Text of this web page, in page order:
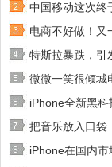
中国移动这次终
电商不好做！又
特斯拉暴跌，引
微微一笑很倾城
iPhone全新黑科
把音乐放入口袋
iPhone在国内